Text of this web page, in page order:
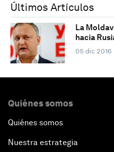
Últimos Artículos
La
hacia
05 dic 2016
Quiénes somos
Quiénes somos
Nuestra estrategia